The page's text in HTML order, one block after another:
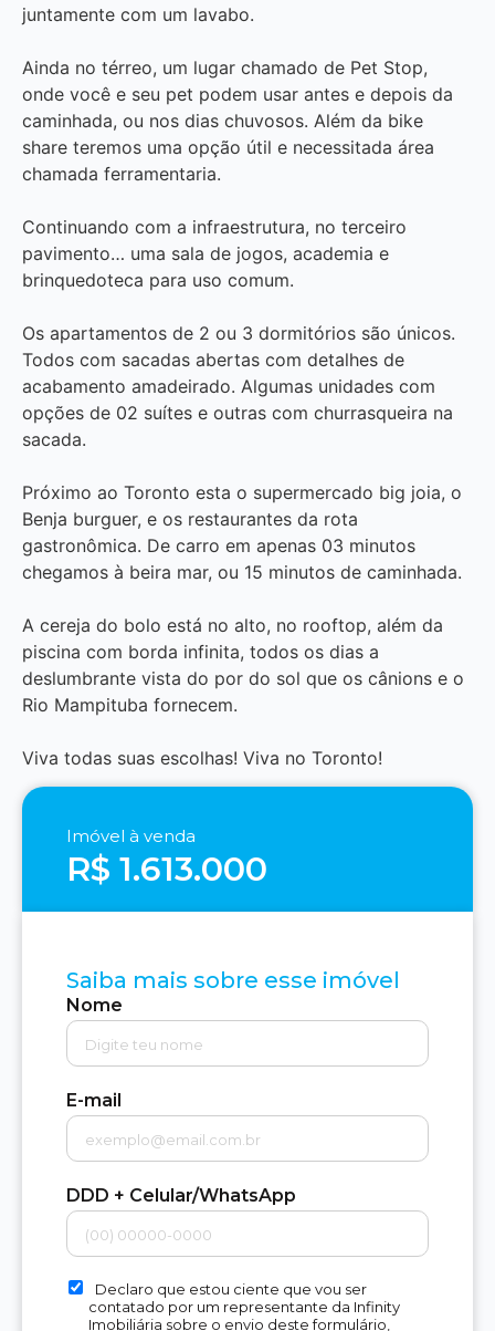
juntamente com um lavabo.
Ainda no térreo, um lugar chamado de Pet Stop,
onde você e seu pet podem usar antes e depois da
caminhada, ou nos dias chuvosos. Além da bike
share teremos uma opção útil e necessitada área
chamada ferramentaria.
Continuando com a infraestrutura, no terceiro
pavimento… uma sala de jogos, academia e
brinquedoteca para uso comum.
Os apartamentos de 2 ou 3 dormitórios são únicos.
Todos com sacadas abertas com detalhes de
acabamento amadeirado. Algumas unidades com
opções de 02 suítes e outras com churrasqueira na
sacada.
Próximo ao Toronto esta o supermercado big joia, o
Benja burguer, e os restaurantes da rota
gastronômica. De carro em apenas 03 minutos
chegamos à beira mar, ou 15 minutos de caminhada.
A cereja do bolo está no alto, no rooftop, além da
piscina com borda infinita, todos os dias a
deslumbrante vista do por do sol que os cânions e o
Rio Mampituba fornecem.
Viva todas suas escolhas! Viva no Toronto!
Imóvel à venda
R$ 1.613.000
Saiba mais sobre esse imóvel
Nome
E-mail
DDD + Celular/WhatsApp
Declaro que estou ciente que vou ser
contatado por um representante da Infinity
Imobiliária sobre o envio deste formulário,